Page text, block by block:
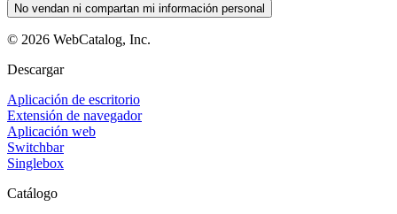
No vendan ni compartan mi información personal
© 2026 WebCatalog, Inc.
Descargar
Aplicación de escritorio
Extensión de navegador
Aplicación web
Switchbar
Singlebox
Catálogo